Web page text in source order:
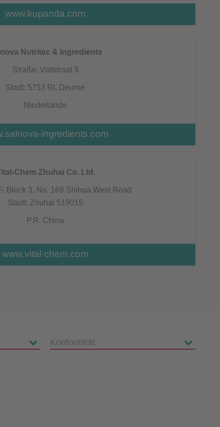
www.kupanda.com
Nutritec & Ingredients
Straße: Voltstraat 5
Stadt: 5753 RL Deurne
Niederlande
ingredients.com
Chem Zhuhai Co. Ltd.
Block 3, No. 169 Shihua West Road
Stadt: Zhuhai 519015
P.R. China
www.vital-chem.com